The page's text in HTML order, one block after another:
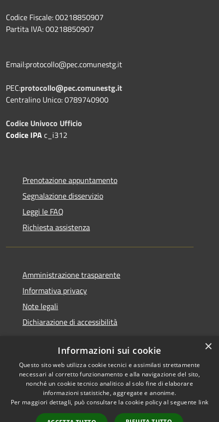
Codice Fiscale: 00218850907
Partita IVA: 00218850907
Email:protocollo@pec.comunestg.it
PEC:protocollo@pec.comunestg.it
Centralino Unico: 0789740900
Codice Univoco Ufficio
Codice IPAc_i312
Prenotazione appuntamento
Segnalazione disservizio
Leggi le FAQ
Richiesta assistenza
Amministrazione trasparente
Informativa privacy
Note legali
Dichiarazione di accessibilità
RSS
Accessibilità
Cookie
Mappa del sito
Copyright © 2026 • Comune di
Santa Teresa Gallura •
Powered byMunicipium
Accesso redazione
×
Informazioni sui cookie
Questo sito web utilizza cookie tecnici e assimilati strettamente
necessari al corretto funzionamento e alla navigazione del sito,
nonché un cookie tecnico analitico al solo fine di elaborare
informazioni statistiche, aggregate e anonime.
Per maggiori dettagli, può consultare la cookie policy al seguente link